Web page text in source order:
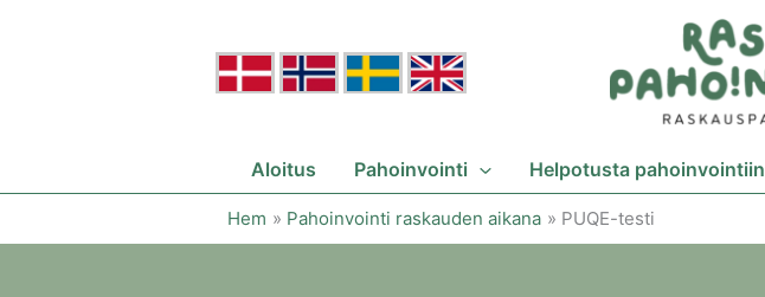
Aloitus Pahoinvointi Helpotusta pahoinvointiin
Hem Pahoinvointi raskauden aikana PUQE-testi